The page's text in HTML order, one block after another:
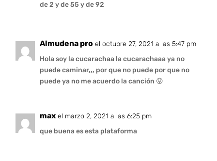
de 2 y de 55 y de 92
Almudena pro el octubre 27, 2021 a las 5:47 pm
Hola soy la cucarachaa la cucarachaaa ya no
puede caminar,,, por que no puede por que no
puede ya no me acuerdo la canción 😛
max el marzo 2, 2021 a las 6:25 pm
que buena es esta plataforma